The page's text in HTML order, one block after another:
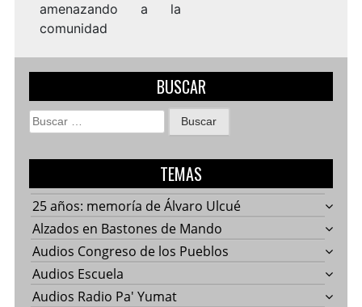
amenazando a la
comunidad
BUSCAR
Buscar:
TEMAS
25 años: memoría de Álvaro Ulcué
Alzados en Bastones de Mando
Audios Congreso de los Pueblos
Audios Escuela
Audios Radio Pa' Yumat